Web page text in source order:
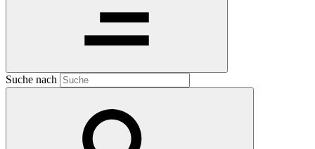
Suche nach